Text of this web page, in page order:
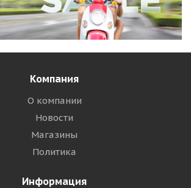
Компания
О компании
Новости
Магазины
Политика
Информация